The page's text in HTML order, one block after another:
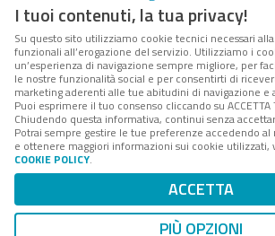
Forumpa.itè una pubblicazione
presso Registro della stampa del
Reg. n. 182 del 2 maggio 2008 -
Stentella
FPA s.r.l. è società soggetta a
Coordinamento da parte di Digital360
è un'azienda certificata per il
Codice Fiscale/Partita IVA n.
n. 1249791. ISP AWS
Mappa del sito
I tuoi contenuti, la tua privacy!
Su questo sito utilizziamo cookie tecnici necessari
funzionali all’erogazione del servizio. Utilizziamo i
un’esperienza di navigazione sempre migliore, per
le nostre funzionalità social e per consentirti di
marketing aderenti alle tue abitudini di navigazione e
Puoi esprimere il tuo consenso cliccando su ACCETTA
Chiudendo questa informativa, continui senza
Potrai sempre gestire le tue preferenze accedendo al
e ottenere maggiori informazioni sui cookie utilizzati,
COOKIE POLICY.
ACCETTA
PIÙ OPZIONI